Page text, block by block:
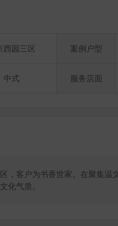
西园三区
中式
案例户型
服务店面
，客户为书香世家。在聚集
化气质。